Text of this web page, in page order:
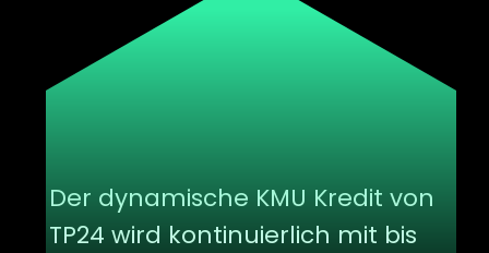
Der dynamische KMU Kredit von
TP24 wird kontinuierlich mit bis